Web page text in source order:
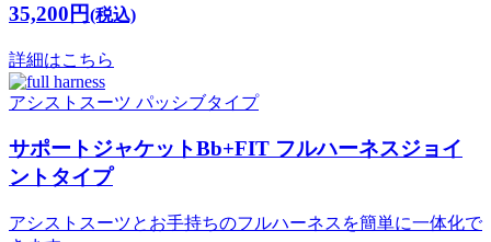
35,200円(税込)
詳細はこちら
アシストスーツ パッシブタイプ
サポートジャケットBb+FIT フルハーネスジョイ
ントタイプ
アシストスーツとお手持ちのフルハーネスを簡単に一体化で